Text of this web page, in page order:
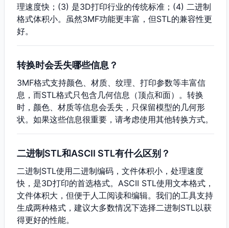
理速度快；(3) 是3D打印行业的传统标准；(4) 二进制
格式体积小。虽然3MF功能更丰富，但STL的兼容性更
好。
转换时会丢失哪些信息？
3MF格式支持颜色、材质、纹理、打印参数等丰富信
息，而STL格式只包含几何信息（顶点和面）。转换
时，颜色、材质等信息会丢失，只保留模型的几何形
状。如果这些信息很重要，请考虑使用其他转换方式。
二进制STL和ASCII STL有什么区别？
二进制STL使用二进制编码，文件体积小，处理速度
快，是3D打印的首选格式。ASCII STL使用文本格式，
文件体积大，但便于人工阅读和编辑。我们的工具支持
生成两种格式，建议大多数情况下选择二进制STL以获
得更好的性能。